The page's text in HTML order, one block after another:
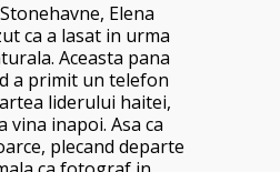
Elena
ca a lasat in urma
Aceasta pana
a primit un telefon
liderului haitei,
vina inapoi. Asa ca
plecand departe